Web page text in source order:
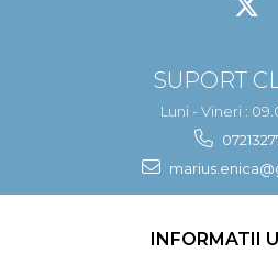
SUPORT
Luni - Vineri :
INFORMATII